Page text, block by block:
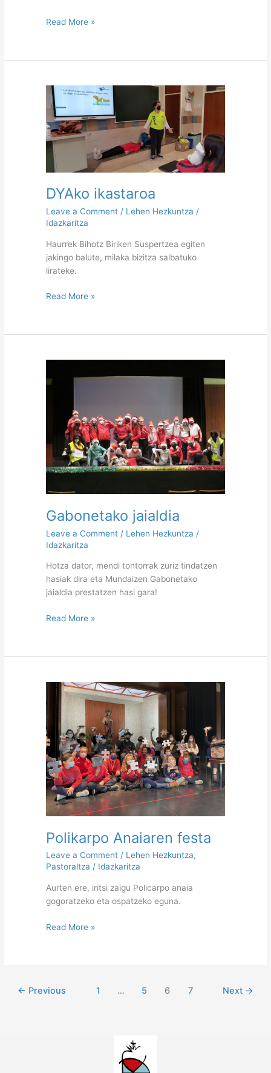
Read More »
DYAko ikastaroa
Leave a Comment / Lehen Hezkuntza /
Idazkaritza
Haurrek Bihotz Biriken Suspertzea egiten
jakingo balute, milaka bizitza salbatuko
lirateke.
DYAko
ikastaroa
Read More »
Gabonetako jaialdia
Leave a Comment / Lehen Hezkuntza /
Idazkaritza
Hotza dator, mendi tontorrak zuriz tindatzen
hasiak dira eta Mundaizen Gabonetako
jaialdia prestatzen hasi gara!
jaialdia
Read More »
Polikarpo Anaiaren festa
Leave a Comment / Lehen Hezkuntza,
Pastoraltza / Idazkaritza
Aurten ere, iritsi zaigu Policarpo anaia
gogoratzeko eta ospatzeko eguna.
Polikarpo
Anaiaren
festa
Read More »
← Previous 1 … 5 6 7 Next →